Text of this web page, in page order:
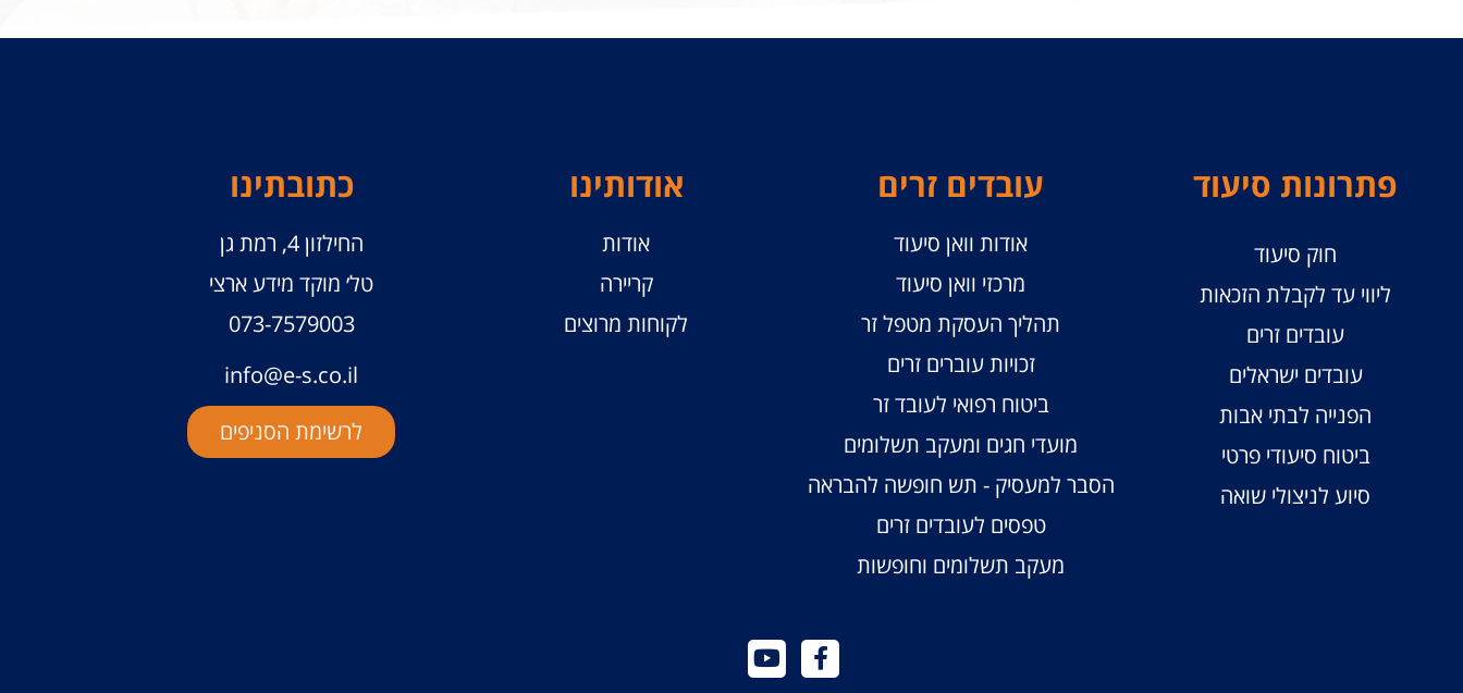
פתרונות סיעוד
חוק סיעוד
ליווי עד לקבלת הזכאות
עובדים זרים
עובדים ישראלים
הפנייה לבתי אבות
ביטוח סיעודי פרטי
סיוע לניצולי שואה
עובדים זרים
אודות וואן סיעוד
מרכזי וואן סיעוד
תהליך העסקת מטפל זר
זכויות עוברים זרים
ביטוח רפואי לעובד זר
מועדי חגים ומעקב תשלומים
הסבר למעסיק - תש חופשה להבראה
טפסים לעובדים זרים
מעקב תשלומים וחופשות
אודותינו
אודות
קריירה
לקוחות מרוצים
כתובתינו
החילזון 4, רמת גן
טל׳ מוקד מידע ארצי
073-7579003
info@e-s.co.il
לרשימת הסניפים